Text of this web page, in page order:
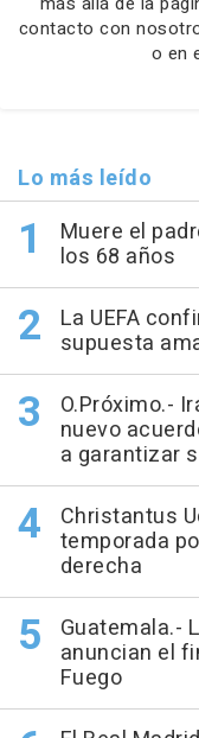
contacto con
o en
Lo más leído
Muere el
los 68 años
La UEFA
supuesta
O.Próximo.-
nuevo
a garantizar
Christantus
temporada
derecha
Guatemala.-
anuncian el
Fuego